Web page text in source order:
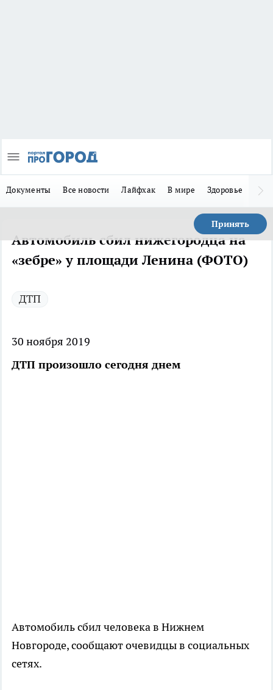
Документы Все новости Лайфхак В мире Здоровье
Принять
Автомобиль сбил нижегородца на
«зебре» у площади Ленина (ФОТО)
ДТП
30 ноября 2019
ДТП произошло сегодня днем
Автомобиль сбил человека в Нижнем
Новгороде, сообщают очевидцы в социальных
сетях.